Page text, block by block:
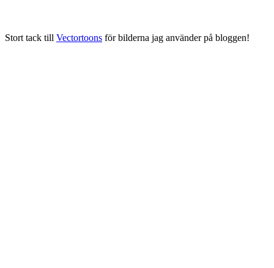
Stort tack till Vectortoons för bilderna jag använder på bloggen!